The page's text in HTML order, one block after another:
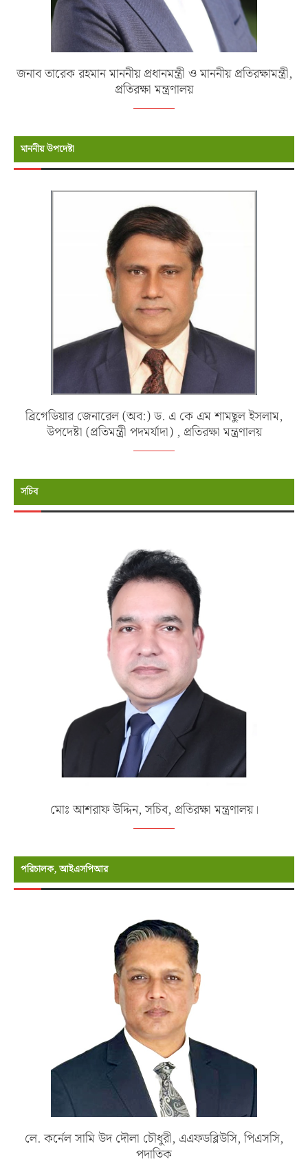
জনাব তারেক রহমান মাননীয় প্রধানমন্ত্রী ও মাননীয় প্রতিরক্ষামন্ত্রী,
প্রতিরক্ষা মন্ত্রণালয়
মাননীয় উপদেষ্টা
ব্রিগেডিয়ার জেনারেল (অব:) ড. এ কে এম শামছুল ইসলাম,
উপদেষ্টা (প্রতিমন্ত্রী পদমর্যাদা) , প্রতিরক্ষা মন্ত্রণালয়
সচিব
মোঃ আশরাফ উদ্দিন, সচিব, প্রতিরক্ষা মন্ত্রণালয়।
পরিচালক, আইএসপিআর
লে. কর্নেল সামি উদ দৌলা চৌধুরী, এএফডব্লিউসি, পিএসসি,
পদাতিক